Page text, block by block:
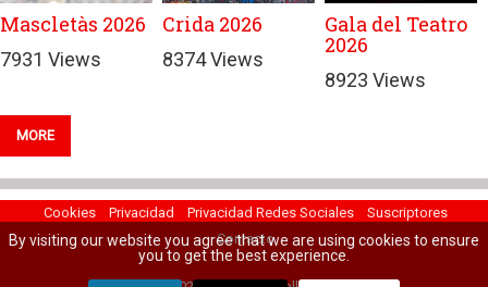
Mascletàs 2026
7931 Views
Crida 2026
8374 Views
Gala del Teatro
2026
8923 Views
MORE
Cookies Privacidad Privacidad Redes Sociales
Suscriptores
Contacto
By visiting our website you agree that we are using cookies to ensure
you to get the best experience.